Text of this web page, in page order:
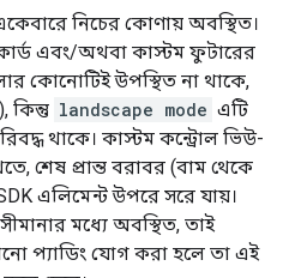
নিচের কোণায় অবস্থিত।
এবং/অথবা কাস্টম ফুটারের
কোনোটিই উপস্থিত না থাকে,
কিন্তু landscape mode এটি
থাকে। কাস্টম কন্ট্রোল ভিউ-
শেষ প্রান্ত বরাবর (বাম থেকে
এলিমেন্ট উপরে সরে যায়।
মধ্যে অবস্থিত, তাই
প্যাডিং যোগ করা হলে তা এই